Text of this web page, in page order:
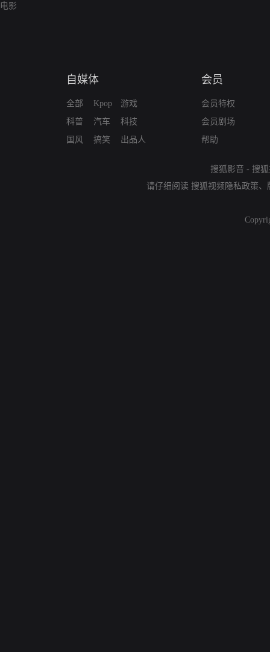
电影
自媒体
全部
科普
国风
Kpop
汽车
搞笑
游戏
科技
出品人
会员
会员特权
会员剧场
帮助
搜狐影音 - 搜
请仔细阅读 搜狐视频隐私政策、